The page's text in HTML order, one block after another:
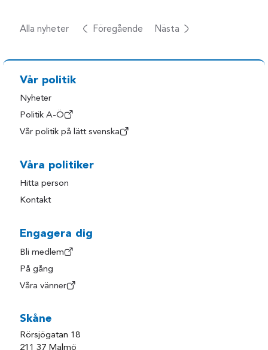
Alla nyheter Föregående Nästa
Vår politik
Nyheter
Politik A-Ö
Vår politik på lätt svenska
Våra politiker
Hitta person
Kontakt
Engagera dig
Bli medlem
På gång
Våra vänner
Skåne
Rörsjögatan 18
211 37 Malmö